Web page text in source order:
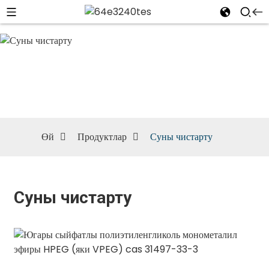
Өй Продуктлар Суны чистарту
Суны чистарту